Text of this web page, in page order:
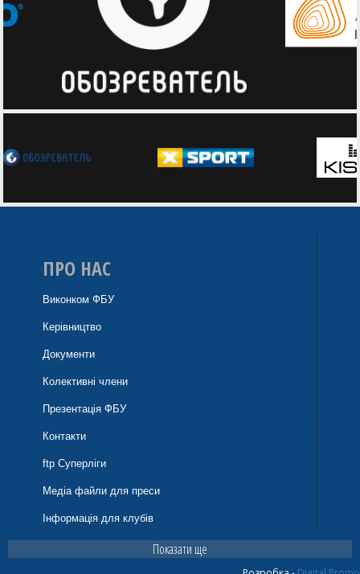
ПРО НАС
Виконком ФБУ
Керівництво
Документи
Колективні члени
Презентація ФБУ
Контакти
ftp Суперліги
Медіа файли для преси
Інформація для клубів
Показати ще